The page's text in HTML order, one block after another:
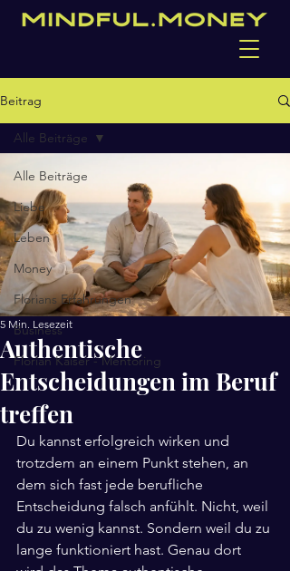
Beitrag
Alle Beiträge
Liebe
Leben
Money
Florians Erfahrungen
Business
Florian Kaiser - Mentoring
Alle Beiträge
Authentische
Entscheidungen im Beruf
treffen
5 Min. Lesezeit
Du kannst erfolgreich wirken und
trotzdem an einem Punkt stehen, an
dem sich fast jede berufliche
Entscheidung falsch anfühlt. Nicht, weil
du zu wenig kannst. Sondern weil du zu
lange funktioniert hast. Genau dort